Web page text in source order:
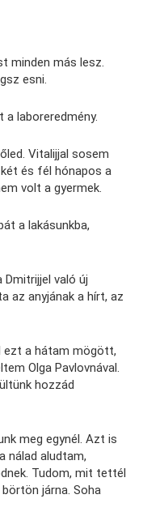
minden más lesz.
esni.
laboreredmény.
Vitalijjal sosem
és fél hónapos a
volt a gyermek.
a lakásunkba,
Dmitrijjel való új
az anyjának a hírt, az
ezt a hátam mögött,
Olga Pavlovnával.
hozzád
meg egynél. Azt is
nálad aludtam,
Tudom, mit tettél
járna. Soha